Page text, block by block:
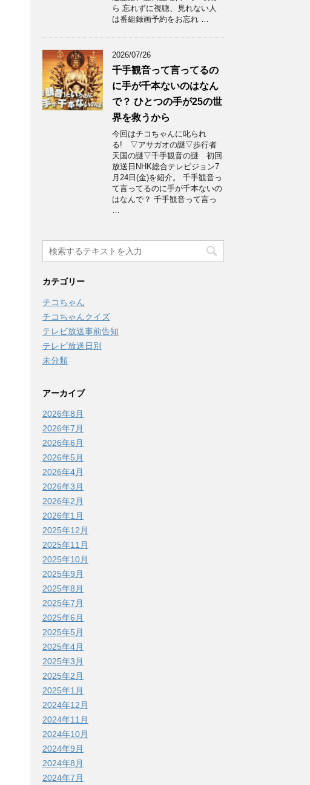
ら 忘れずに視聴、見れない人
は番組録画予約をお忘れ …
2026/07/26
千手観音って言ってるの
に手が千本ないのはなん
で？ ひとつの手が25の世
界を救うから
今回はチコちゃんに叱られ
る! ▽アサガオの謎▽歩行者
天国の謎▽千手観音の謎 初回
放送日NHK総合テレビジョン7
月24日(金)を紹介。 千手観音っ
て言ってるのに手が千本ないの
はなんで？ 千手観音って言っ
…
カテゴリー
チコちゃん
チコちゃんクイズ
テレビ放送事前告知
テレビ放送日別
未分類
アーカイブ
2026年8月
2026年7月
2026年6月
2026年5月
2026年4月
2026年3月
2026年2月
2026年1月
2025年12月
2025年11月
2025年10月
2025年9月
2025年8月
2025年7月
2025年6月
2025年5月
2025年4月
2025年3月
2025年2月
2025年1月
2024年12月
2024年11月
2024年10月
2024年9月
2024年8月
2024年7月